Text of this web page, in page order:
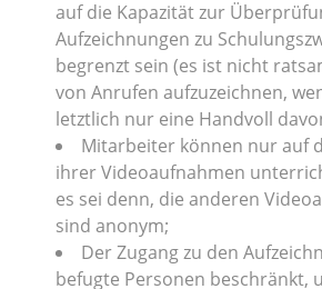
auf die Kapazität zur
Aufzeichnungen zu
begrenzt sein (es ist nicht
von Anrufen aufzuzeichnen,
letztlich nur eine Handvoll
Mitarbeiter können nur auf
ihrer Videoaufnahmen
es sei denn, die anderen
sind anonym;
Der Zugang zu den
befugte Personen beschränkt,